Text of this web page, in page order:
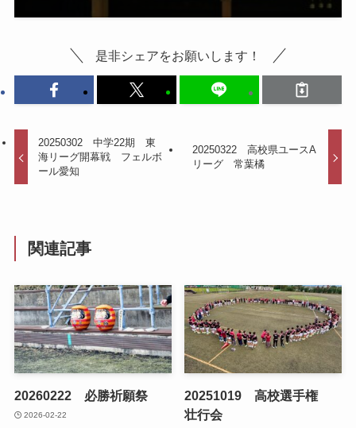
是非シェアをお願いします！
20250302 中学22期 東
海リーグ開幕戦 フェルボ
ール愛知
20250322 高校県ユースA
リーグ 常葉橘
関連記事
20260222 必勝祈願祭
2026-02-22
20251019 高校選手権
壮行会